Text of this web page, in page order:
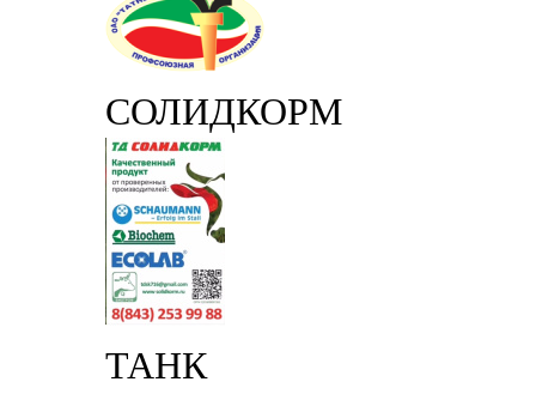
СОЛИДКОРМ
ТАНК